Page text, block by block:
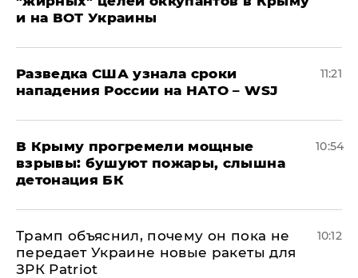
и на ВОТ Украины
Разведка США узнала сроки
нападения России на НАТО – WSJ
11:21
В Крыму прогремели мощные
взрывы: бушуют пожары, слышна
детонация БК
10:54
Трамп объяснил, почему он пока не
передает Украине новые ракеты для
ЗРК Patriot
10:12